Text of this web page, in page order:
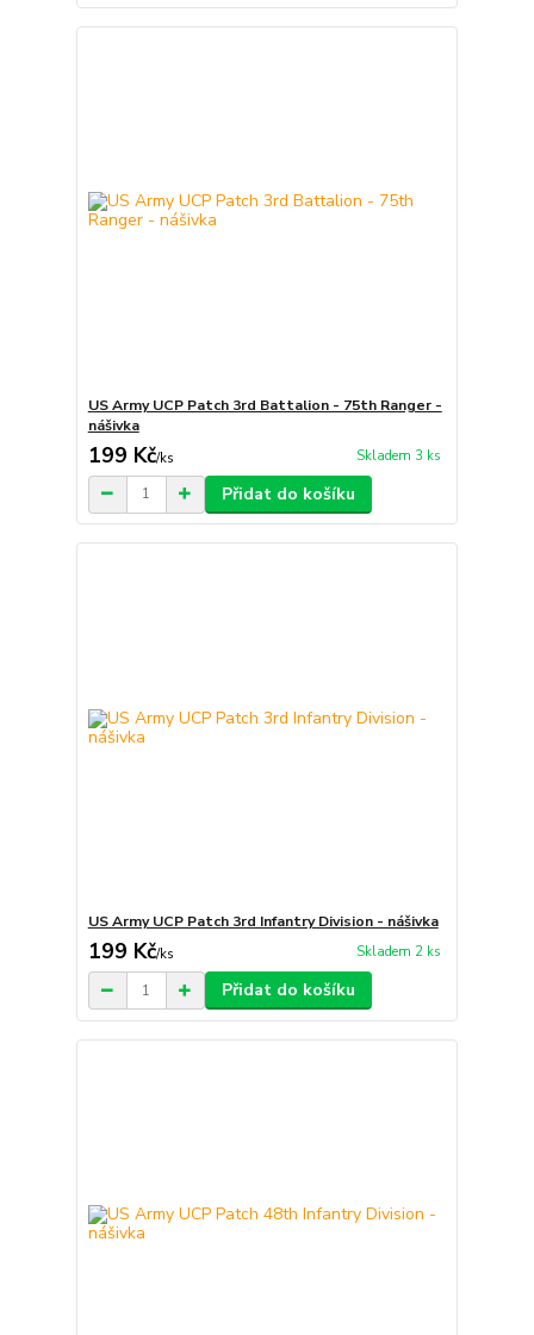
US Army UCP Patch 3rd Battalion - 75th Ranger -
nášivka
199 Kč/ks Skladem 3 ks
Přidat do košíku
US Army UCP Patch 3rd Infantry Division - nášivka
199 Kč/ks Skladem 2 ks
Přidat do košíku